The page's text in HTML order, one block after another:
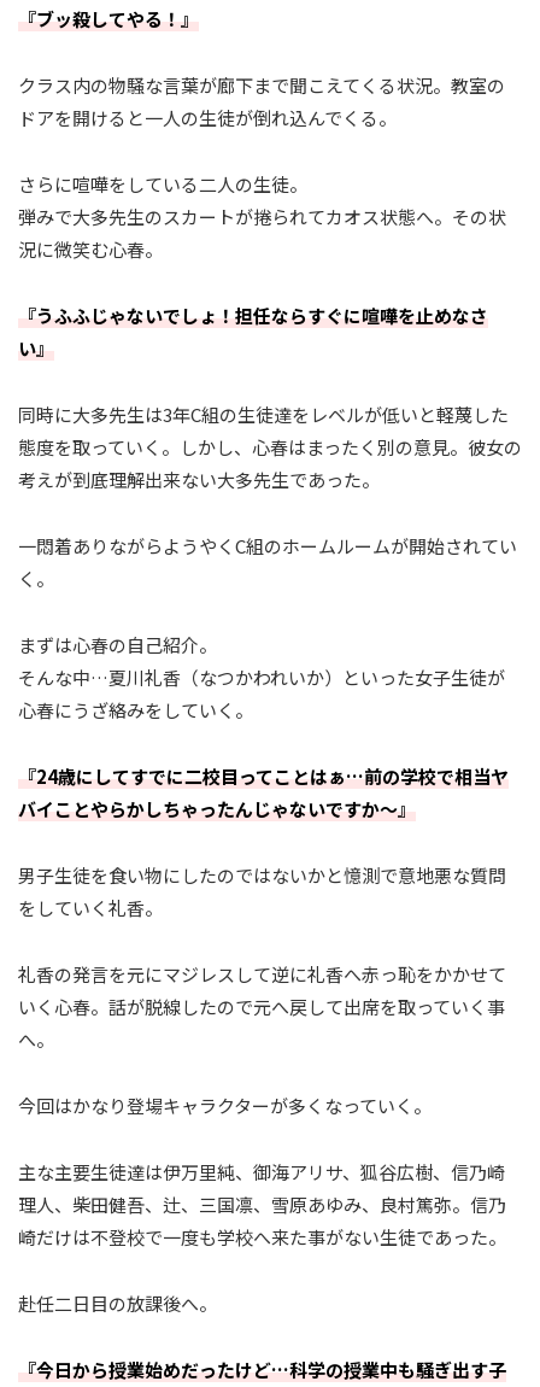
『ブッ殺してやる！』
クラス内の物騒な言葉が廊下まで聞こえてくる状況。教室の
ドアを開けると一人の生徒が倒れ込んでくる。
さらに喧嘩をしている二人の生徒。
弾みで大多先生のスカートが捲られてカオス状態へ。その状
況に微笑む心春。
『うふふじゃないでしょ！担任ならすぐに喧嘩を止めなさ
い』
同時に大多先生は3年C組の生徒達をレベルが低いと軽蔑した
態度を取っていく。しかし、心春はまったく別の意見。彼女の
考えが到底理解出来ない大多先生であった。
一悶着ありながらようやくC組のホームルームが開始されてい
く。
まずは心春の自己紹介。
そんな中…夏川礼香（なつかわれいか）といった女子生徒が
心春にうざ絡みをしていく。
『24歳にしてすでに二校目ってことはぁ…前の学校で相当ヤ
バイことやらかしちゃったんじゃないですか～』
男子生徒を食い物にしたのではないかと憶測で意地悪な質問
をしていく礼香。
礼香の発言を元にマジレスして逆に礼香へ赤っ恥をかかせて
いく心春。話が脱線したので元へ戻して出席を取っていく事
へ。
今回はかなり登場キャラクターが多くなっていく。
主な主要生徒達は伊万里純、御海アリサ、狐谷広樹、信乃崎
理人、柴田健吾、辻、三国凛、雪原あゆみ、良村篤弥。信乃
崎だけは不登校で一度も学校へ来た事がない生徒であった。
赴任二日目の放課後へ。
『今日から授業始めだったけど…科学の授業中も騒ぎ出す子